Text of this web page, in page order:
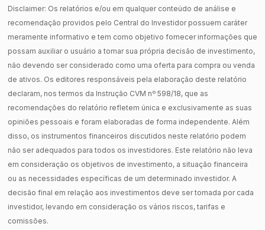
Disclaimer: Os relatórios e/ou em qualquer conteúdo de análise e
recomendação providos pelo Central do Investidor possuem caráter
meramente informativo e tem como objetivo fornecer informações que
possam auxiliar o usuário a tomar sua própria decisão de investimento,
não devendo ser considerado como uma oferta para compra ou venda
de ativos. Os editores responsáveis pela elaboração deste relatório
declaram, nos termos da Instrução CVM nº 598/18, que as
recomendações do relatório refletem única e exclusivamente as suas
opiniões pessoais e foram elaboradas de forma independente. Além
disso, os instrumentos financeiros discutidos neste relatório podem
não ser adequados para todos os investidores. Este relatório não leva
em consideração os objetivos de investimento, a situação financeira
ou as necessidades específicas de um determinado investidor. A
decisão final em relação aos investimentos deve ser tomada por cada
investidor, levando em consideração os vários riscos, tarifas e
comissões.